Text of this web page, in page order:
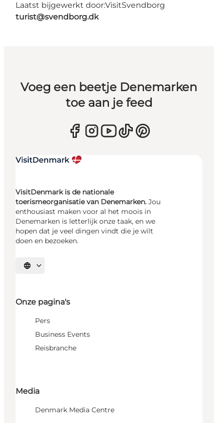
Laatst bijgewerkt door:VisitSvendborg
turist@svendborg.dk
Voeg een beetje Denemarken
toe aan je feed
VisitDenmark is de nationale
toerismeorganisatie van Denemarken. Jou
enthousiast maken voor al het moois in
Denemarken is letterlijk onze taak, en we
hopen dat je veel dingen vindt die je wilt
doen en bezoeken.
Selecteer taal
Onze pagina's
Pers
Business Events
Reisbranche
Media
Denmark Media Centre